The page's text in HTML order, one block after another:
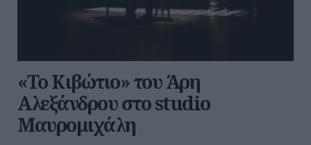
«Το Κιβώτιο» του Άρη
Αλεξάνδρου στο studio
Μαυρομιχάλη